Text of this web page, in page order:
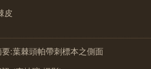
皮
:葉棘頭帕帶刺標本之側面